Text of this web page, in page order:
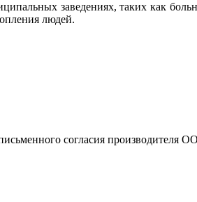
заведениях, таких как
людей.
согласия производителя